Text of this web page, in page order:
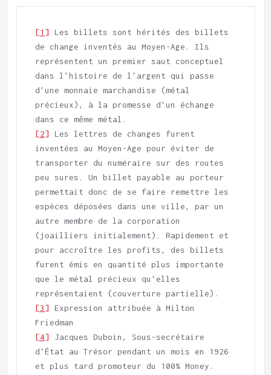
[1] Les billets sont hérités des billets
de change inventés au Moyen-Age. Ils
représentent un premier saut conceptuel
dans l'histoire de l'argent qui passe
d'une monnaie marchandise (métal
précieux), à la promesse d'un échange
[2] Les lettres de changes furent
inventées au Moyen-Age pour éviter de
transporter du numéraire sur des routes
peu sures. Un billet payable au porteur
permettait donc de se faire remettre les
espèces déposées dans une ville, par un
autre membre de la corporation
(joailliers initialement). Rapidement et
pour accroître les profits, des billets
furent émis en quantité plus importante
que le métal précieux qu'elles
[3] Expression attribuée à Milton
[4] Jacques Duboin, Sous-secrétaire
d'État au Trésor pendant un mois en 1926